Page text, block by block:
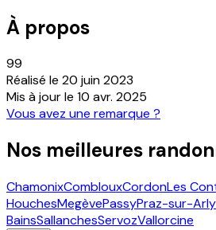
À propos
99
Réalisé le 20 juin 2023
Mis à jour le 10 avr. 2025
Vous avez une remarque ?
Nos meilleures
ChamonixComblouxCordonLes
HouchesMegèvePassyPraz-sur-Arly
BainsSallanchesServozVallorcine